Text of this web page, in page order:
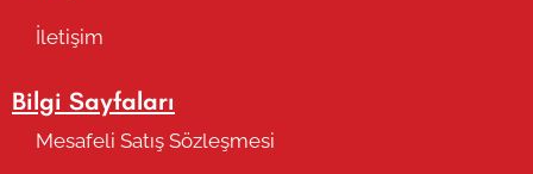
İletişim
Bilgi Sayfaları
Mesafeli Satış Sözleşmesi